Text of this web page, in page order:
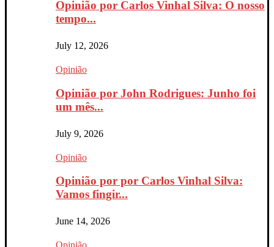
Opinião por Carlos Vinhal Silva: O nosso
tempo...
July 12, 2026
Opinião
Opinião por John Rodrigues: Junho foi
um mês...
July 9, 2026
Opinião
Opinião por por Carlos Vinhal Silva:
Vamos fingir...
June 14, 2026
Opinião